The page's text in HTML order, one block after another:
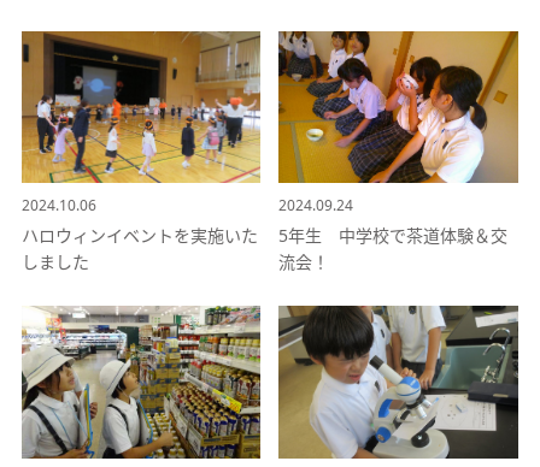
2024.10.06
ハロウィンイベントを実施いた
しました
2024.09.24
5年生 中学校で茶道体験＆交
流会！